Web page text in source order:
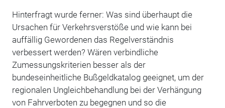
Hinterfragt wurde ferner: Was sind überhaupt die
Ursachen für Verkehrsverstöße und wie kann bei
auffällig Gewordenen das Regelverständnis
verbessert werden? Wären verbindliche
Zumessungskriterien besser als der
bundeseinheitliche Bußgeldkatalog geeignet, um der
regionalen Ungleichbehandlung bei der Verhängung
von Fahrverboten zu begegnen und so die